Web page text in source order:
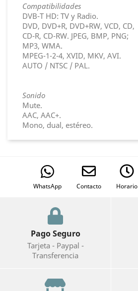
Compatibilidades
DVB-T HD: TV y Radio.
DVD, DVD+R, DVD+RW, VCD, CD,
CD-R, CD-RW. JPEG, BMP, PNG;
MP3, WMA.
MPEG-1-2-4, XVID, MKV, AVI.
AUTO / NTSC / PAL.
Sonido
Mute.
AAC, AAC+.
Mono, dual, estéreo.
WhatsApp Contacto Horario
Pago Seguro
Tarjeta - Paypal -
Transferencia